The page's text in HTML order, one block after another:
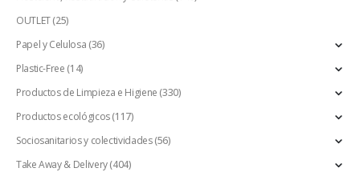
OUTLET(25)
Papel y Celulosa (36)
Plastic-Free (14)
Productos de Limpieza e Higiene (330)
Productos ecológicos(117)
Sociosanitarios y colectividades (56)
Take Away & Delivery(404)